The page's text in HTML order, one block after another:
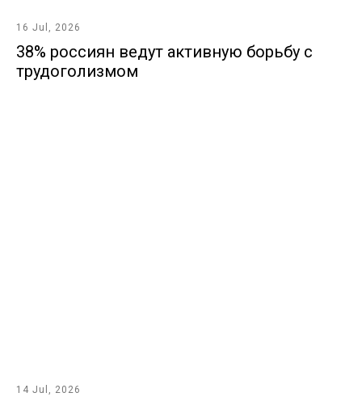
16 Jul, 2026
38% россиян ведут активную борьбу с
трудоголизмом
14 Jul, 2026